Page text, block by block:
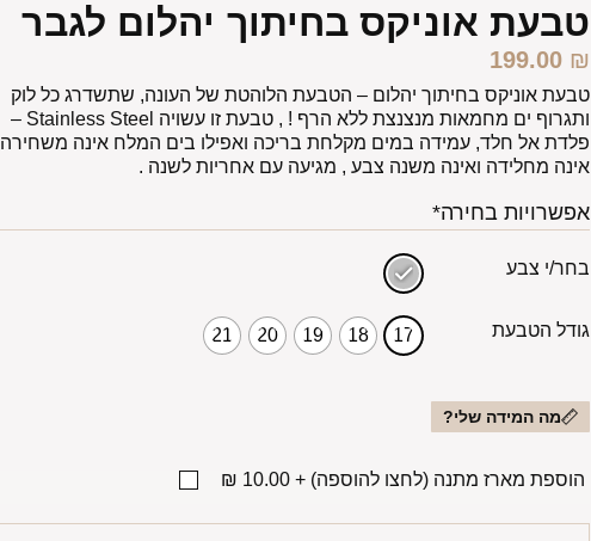
טבעת אוניקס בחיתוך יהלום לגבר
199.00 ₪
טבעת אוניקס בחיתוך יהלום – הטבעת הלוהטת של העונה, שתשדרג כל לוק
ותגרוף ים מחמאות מנצנצת ללא הרף ! , טבעת זו עשויה Stainless Steel –
פלדת אל חלד, עמידה במים מקלחת בריכה ואפילו בים המלח אינה משחירה
אינה מחלידה ואינה משנה צבע , מגיעה עם אחריות לשנה .
אפשרויות בחירה*
בחר/י צבע
גודל הטבעת 17
18
19
20
21
מה המידה שלי?
הוספת מארז מתנה (לחצו להוספה) +
10.00 ₪